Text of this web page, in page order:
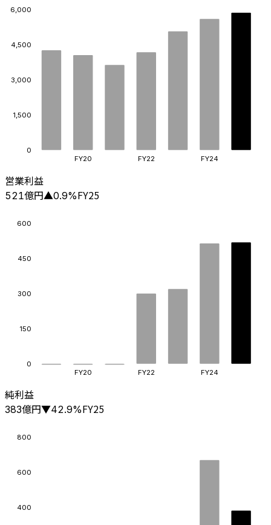
0
1,500
3,000
4,500
6,000
FY20 FY22 FY24
営業利益
521億円▲0.9%FY25
0
150
300
450
600
FY20 FY22 FY24
純利益
383億円▼42.9%FY25
400
600
800